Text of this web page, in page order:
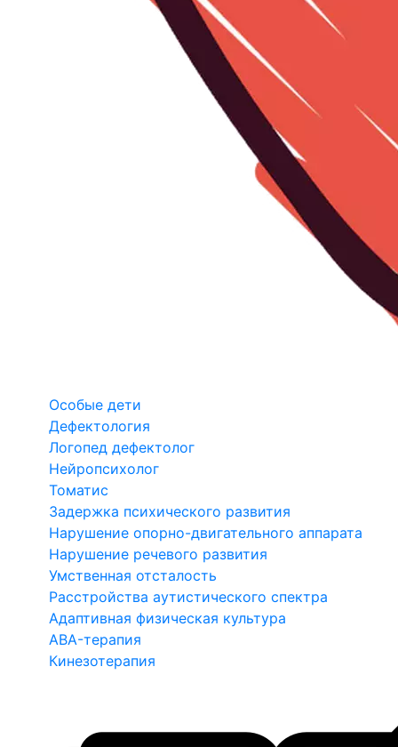
Особые дети
Дефектология
Логопед дефектолог
Нейропсихолог
Томатис
Задержка психического развития
Нарушение опорно-двигательного аппарата
Нарушение речевого развития
Умственная отсталость
Расстройства аутистического спектра
Адаптивная физическая культура
ABA-терапия
Кинезотерапия